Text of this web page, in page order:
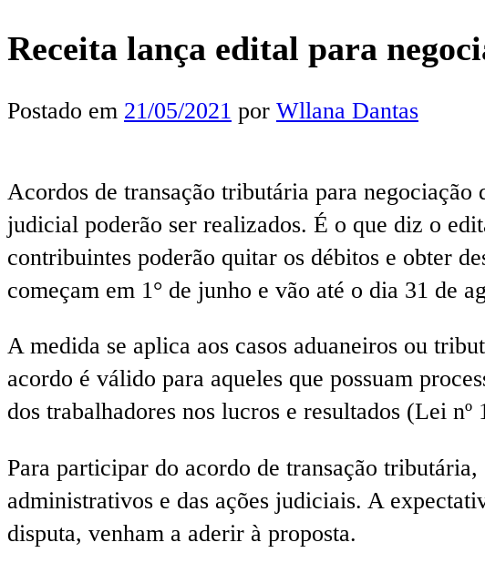
Receita lança edital para
Postado em 21/05/2021 por Wllana Dantas
Acordos de transação tributária para
judicial poderão ser realizados. É o que diz o
contribuintes poderão quitar os débitos e obter
começam em 1° de junho e vão até o dia 31 de
A medida se aplica aos casos aduaneiros ou
acordo é válido para aqueles que possuam
dos trabalhadores nos lucros e resultados (Lei
Para participar do acordo de transação
administrativos e das ações judiciais. A
disputa, venham a aderir à proposta.